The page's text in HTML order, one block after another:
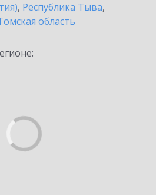
, Республика Тыва,
область